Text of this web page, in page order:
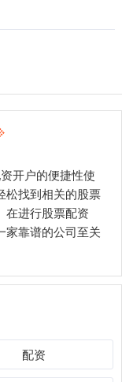
开户的便捷性使
松找到相关的股票
在进行股票配资
家靠谱的公司至关
配资